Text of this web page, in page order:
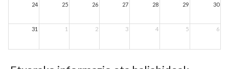
24 25 26 27 28 29 30
31 1 2 3 4 5 6